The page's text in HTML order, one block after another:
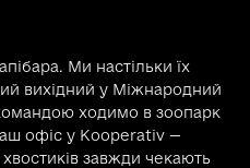
Ми настільки їх
вихідний у Міжнародний
ходимо в зоопарк
офіс у Kooperativ —
завжди чекають